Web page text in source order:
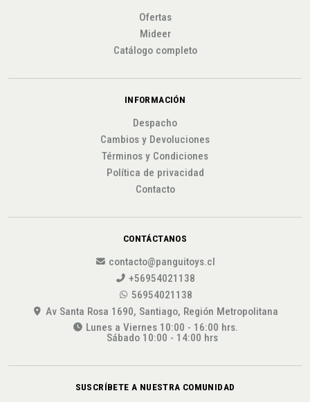
Ofertas
Mideer
Catálogo completo
INFORMACIÓN
Despacho
Cambios y Devoluciones
Términos y Condiciones
Política de privacidad
Contacto
CONTÁCTANOS
contacto@panguitoys.cl
+56954021138
56954021138
Av Santa Rosa 1690, Santiago, Región Metropolitana
Lunes a Viernes 10:00 - 16:00 hrs.
Sábado 10:00 - 14:00 hrs
SUSCRÍBETE A NUESTRA COMUNIDAD